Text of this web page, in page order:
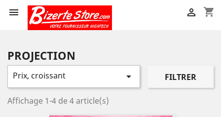
 shopping_cart

PROJECTION
Prix, croissant  FILTRER
Affichage 1-4 de 4 article(s)